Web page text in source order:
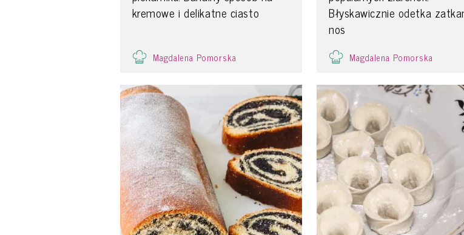
kremowe i delikatne ciasto
Magdalena Pomorska
Błyskawicznie odetka
nos
Magdalena Pomorska